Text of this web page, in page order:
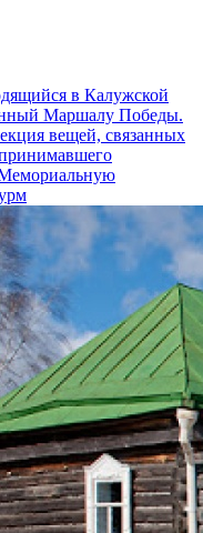
в Калужской
Маршалу Победы.
вещей, связанных